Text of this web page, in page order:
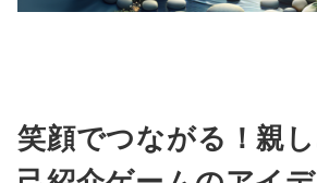
笑顔でつながる！親